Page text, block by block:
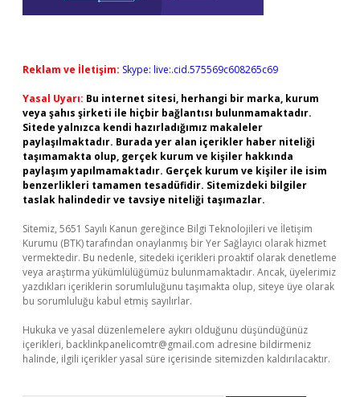
Reklam ve İletişim: Skype: live:.cid.575569c608265c69
Yasal Uyarı: Bu internet sitesi, herhangi bir marka, kurum
veya şahıs şirketi ile hiçbir bağlantısı bulunmamaktadır.
Sitede yalnızca kendi hazırladığımız makaleler
paylaşılmaktadır. Burada yer alan içerikler haber niteliği
taşımamakta olup, gerçek kurum ve kişiler hakkında
paylaşım yapılmamaktadır. Gerçek kurum ve kişiler ile isim
benzerlikleri tamamen tesadüfidir. Sitemizdeki bilgiler
taslak halindedir ve tavsiye niteliği taşımazlar.
Sitemiz, 5651 Sayılı Kanun gereğince Bilgi Teknolojileri ve İletişim
Kurumu (BTK) tarafından onaylanmış bir Yer Sağlayıcı olarak hizmet
vermektedir. Bu nedenle, sitedeki içerikleri proaktif olarak denetleme
veya araştırma yükümlülüğümüz bulunmamaktadır. Ancak, üyelerimiz
yazdıkları içeriklerin sorumluluğunu taşımakta olup, siteye üye olarak
bu sorumluluğu kabul etmiş sayılırlar.
Hukuka ve yasal düzenlemelere aykırı olduğunu düşündüğünüz
içerikleri, backlinkpanelicomtr@gmail.com adresine bildirmeniz
halinde, ilgili içerikler yasal süre içerisinde sitemizden kaldırılacaktır.